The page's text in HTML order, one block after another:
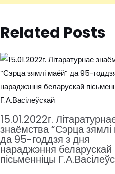
Related Posts
15.01.2022г.
знаёмства “Сэрца зямлі
да 95-годдзя з дня
нараджэння беларускай
пісьменніцы